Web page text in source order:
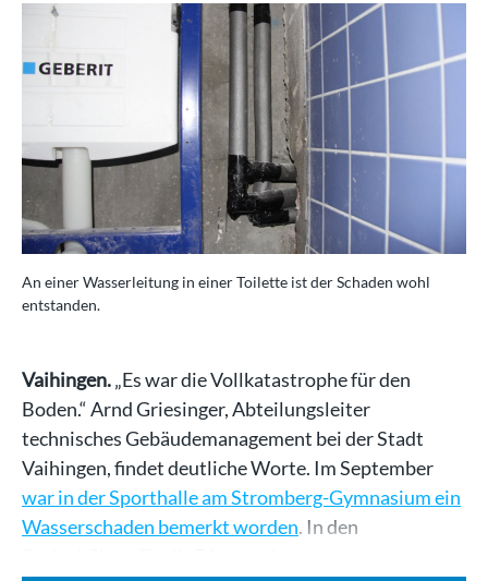
An einer Wasserleitung in einer Toilette ist der Schaden wohl
entstanden.
Vaihingen.„Es war die Vollkatastrophe für den
Boden.“ Arnd Griesinger, Abteilungsleiter
technisches Gebäudemanagement bei der Stadt
Vaihingen, findet deutliche Worte. Im September
war in der Sporthalle am Stromberg-Gymnasium ein
Wasserschaden bemerkt worden. In den